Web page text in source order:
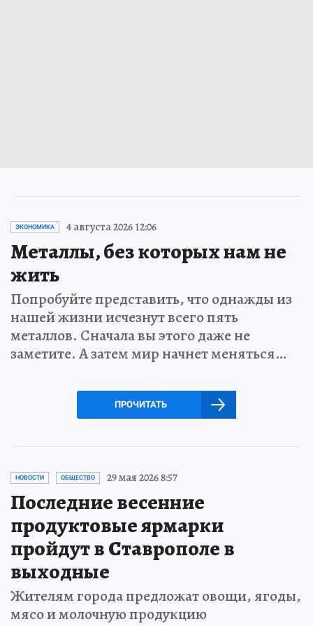
ЭКОНОМИКА 4 августа 2026 12:06
Металлы, без которых нам не
жить
Попробуйте представить, что однажды из
нашей жизни исчезнут всего пять
металлов. Сначала вы этого даже не
заметите. А затем мир начнет меняться…
ПРОЧИТАТЬ
НОВОСТИ ОБЩЕСТВО 29 мая 2026 8:57
Последние весенние
продуктовые ярмарки
пройдут в Ставрополе в
выходные
Жителям города предложат овощи, ягоды,
мясо и молочную продукцию